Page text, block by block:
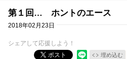
第１回… ホントのエース
2018年02月23日
シェアして応援しよう！
ポスト
埋め込む